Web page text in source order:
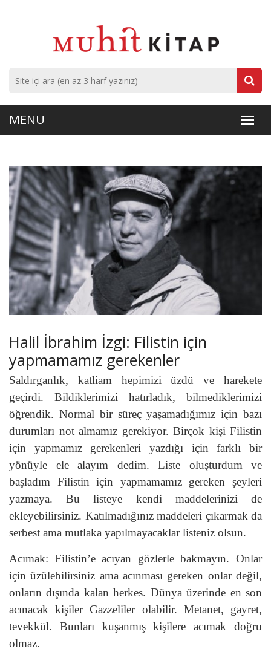
Halil İbrahim İzgi: Filistin için
yapmamamız gerekenler
Saldırganlık, katliam hepimizi üzdü ve harekete
geçirdi. Bildiklerimizi hatırladık, bilmediklerimizi
öğrendik. Normal bir süreç yaşamadığımız için bazı
durumları not almamız gerekiyor. Birçok kişi Filistin
için yapmamız gerekenleri yazdığı için farklı bir
yönüyle ele alayım dedim. Liste oluşturdum ve
başladım Filistin için yapmamamız gereken şeyleri
yazmaya. Bu listeye kendi maddelerinizi de
ekleyebilirsiniz. Katılmadığınız maddeleri çıkarmak da
serbest ama mutlaka yapılmayacaklar listeniz olsun.
Acımak: Filistin’e acıyan gözlerle bakmayın. Onlar
için üzülebilirsiniz ama acınması gereken onlar değil,
onların dışında kalan herkes. Dünya üzerinde en son
acınacak kişiler Gazzeliler olabilir. Metanet, gayret,
tevekkül. Bunları kuşanmış kişilere acımak doğru
olmaz.